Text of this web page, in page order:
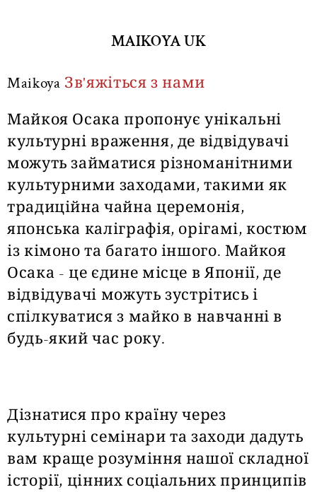
MAIKOYA UK
Maikoya Зв'яжіться з нами
Майкоя Осака пропонує унікальні
культурні враження, де відвідувачі
можуть займатися різноманітними
культурними заходами, такими як
традиційна чайна церемонія,
японська каліграфія, орігамі, костюм
із кімоно та багато іншого. Майкоя
Осака - це єдине місце в Японії, де
відвідувачі можуть зустрітись і
спілкуватися з майко в навчанні в
будь-який час року.
Дізнатися про країну через
культурні семінари та заходи дадуть
вам краще розуміння нашої складної
історії, цінних соціальних принципів